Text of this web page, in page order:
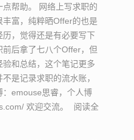
帮助。 网络上写求职的
富，纯粹晒Offer的也是
，觉得还是有必要写下
后拿了七八个Offer，但
和总结，这个笔记更多
是记录求职的流水账，
：emouse思睿，个人博
欢迎交流。
阅读全